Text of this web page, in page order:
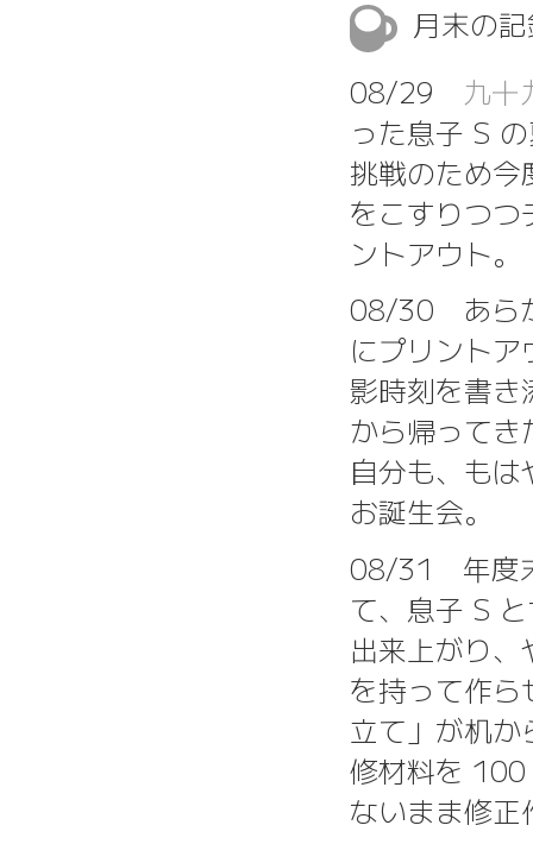
月末の
08/29 九十
った息子 S
挑戦のため今
をこすりつ
ントアウト。
08/30 あら
にプリント
影時刻を書き
から帰って
自分も、も
お誕生会。
08/31 年度
て、息子 S
出来上がり
を持って作
立て」が机
修材料を 100
ないまま修正